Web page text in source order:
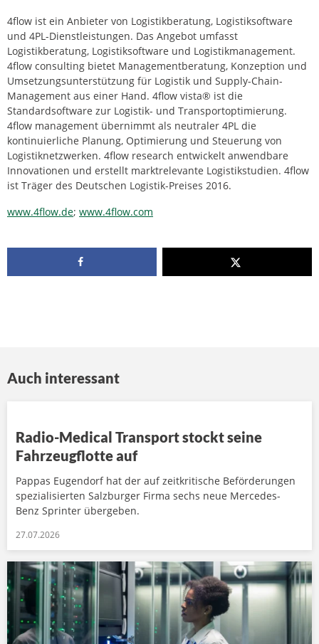
4flow ist ein Anbieter von Logistikberatung, Logistiksoftware
und 4PL-Dienstleistungen. Das Angebot umfasst
Logistikberatung, Logistiksoftware und Logistikmanagement.
4flow consulting bietet Managementberatung, Konzeption und
Umsetzungsunterstützung für Logistik und Supply-Chain-
Management aus einer Hand. 4flow vista® ist die
Standardsoftware zur Logistik- und Transportoptimierung.
4flow management übernimmt als neutraler 4PL die
kontinuierliche Planung, Optimierung und Steuerung von
Logistiknetzwerken. 4flow research entwickelt anwendbare
Innovationen und erstellt marktrelevante Logistikstudien. 4flow
ist Träger des Deutschen Logistik-Preises 2016.
www.4flow.de; www.4flow.com
Auch interessant
Radio-Medical Transport stockt seine
Fahrzeugflotte auf
Pappas Eugendorf hat der auf zeitkritische Beförderungen
spezialisierten Salzburger Firma sechs neue Mercedes-
Benz Sprinter übergeben.
27.07.2026